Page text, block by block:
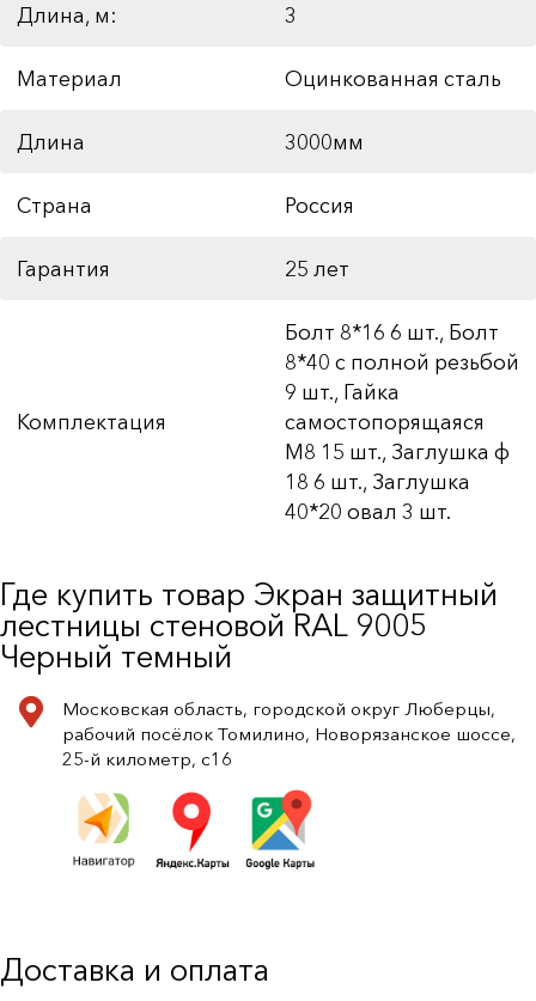
Длина, м: 3
Материал Оцинкованная сталь
Длина 3000мм
Страна Россия
Гарантия 25 лет
Комплектация
Болт 8*16 6 шт., Болт
8*40 с полной резьбой
9 шт., Гайка
самостопорящаяся
М8 15 шт., Заглушка ф
18 6 шт., Заглушка
40*20 овал 3 шт.
Где купить товар Экран защитный
лестницы стеновой RAL 9005
Черный темный
Московская область, городской округ Люберцы,
рабочий посёлок Томилино, Новорязанское шоссе,
25-й километр, с16
Доставка и оплата